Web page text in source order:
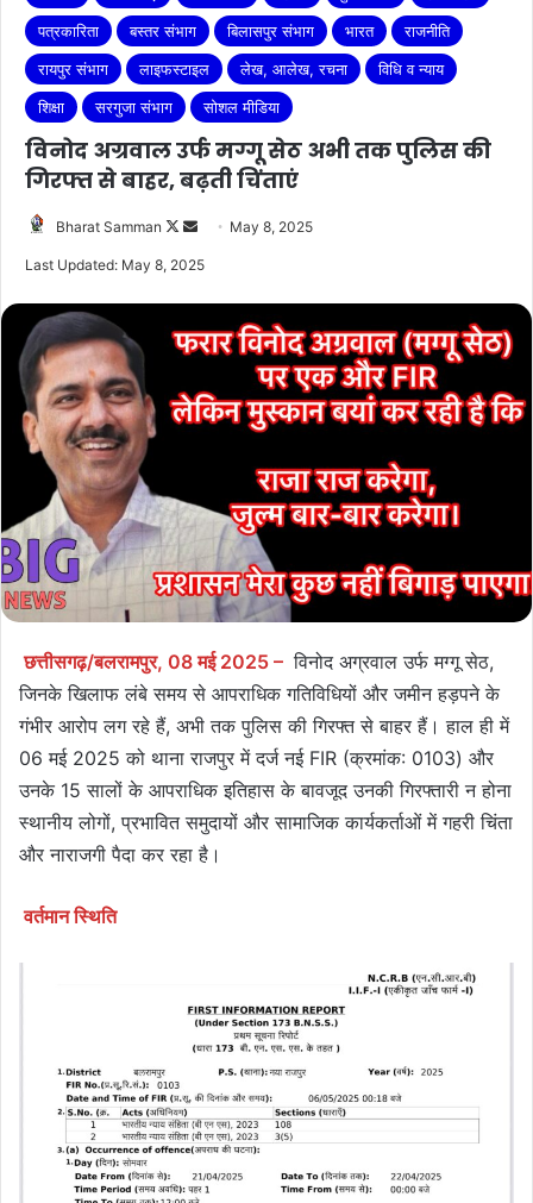
पत्रकारिता
बस्तर संभाग बिलासपुर संभाग भारत
राजनीति
रायपुर संभाग
लाइफस्टाइल लेख, आलेख, रचना
विधि व न्याय
शिक्षा
सरगुजा संभाग सोशल मीडिया
विनोद अग्रवाल उर्फ मग्गू सेठ अभी तक पुलिस की
गिरफ्त से बाहर, बढ़ती चिंताएं
Bharat Samman
Follow
Send May 8, 2025
Last Updated: May 8, 2025
छत्तीसगढ़/बलरामपुर, 08 मई 2025 – विनोद अग्रवाल उर्फ मग्गू सेठ,
जिनके खिलाफ लंबे समय से आपराधिक गतिविधियों और जमीन हड़पने के
गंभीर आरोप लग रहे हैं, अभी तक पुलिस की गिरफ्त से बाहर हैं। हाल ही में
06 मई 2025 को थाना राजपुर में दर्ज नई FIR (क्रमांक: 0103) और
उनके 15 सालों के आपराधिक इतिहास के बावजूद उनकी गिरफ्तारी न होना
स्थानीय लोगों, प्रभावित समुदायों और सामाजिक कार्यकर्ताओं में गहरी चिंता
और नाराजगी पैदा कर रहा है।
वर्तमान स्थिति